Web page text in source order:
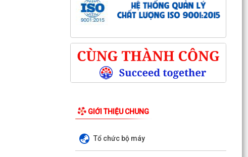
GIỚI THIỆU CHUNG
Tổ chức bộ máy